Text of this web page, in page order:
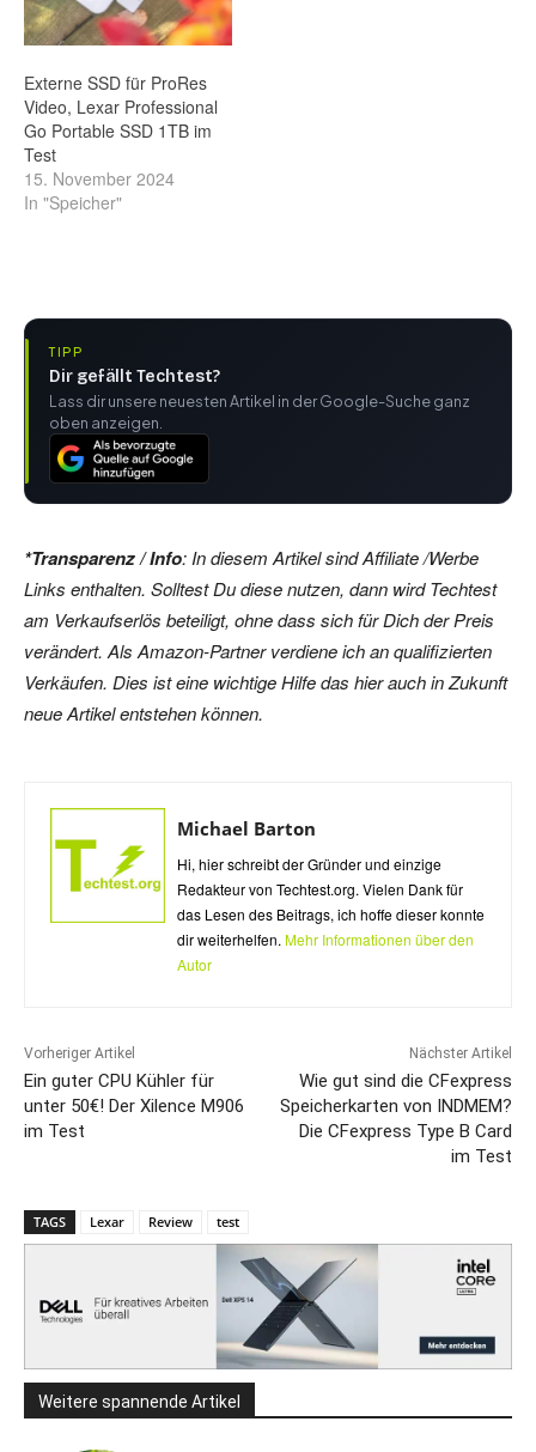
Externe SSD für ProRes
Video, Lexar Professional
Go Portable SSD 1TB im
Test
15. November 2024
In "Speicher"
TIPP
Dir gefällt Techtest?
Lass dir unsere neuesten Artikel in der Google-Suche ganz
oben anzeigen.
*Transparenz / Info: In diesem Artikel sind Affiliate /Werbe
Links enthalten. Solltest Du diese nutzen, dann wird Techtest
am Verkaufserlös beteiligt, ohne dass sich für Dich der Preis
verändert. Als Amazon-Partner verdiene ich an qualifizierten
Verkäufen. Dies ist eine wichtige Hilfe das hier auch in Zukunft
neue Artikel entstehen können.
Michael Barton
Hi, hier schreibt der Gründer und einzige
Redakteur von Techtest.org. Vielen Dank für
das Lesen des Beitrags, ich hoffe dieser konnte
dir weiterhelfen.Mehr Informationen über den
Autor
Vorheriger Artikel
Ein guter CPU Kühler für
unter 50€! Der Xilence M906
im Test
Nächster Artikel
Wie gut sind die CFexpress
Speicherkarten von INDMEM?
Die CFexpress Type B Card
im Test
TAGS Lexar Review test
Weitere spannende Artikel